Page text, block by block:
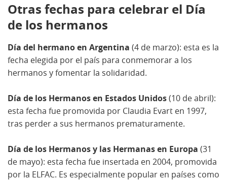
Otras fechas para celebrar el Día
de los hermanos
Día del hermano en Argentina (4 de marzo): esta es la
fecha elegida por el país para conmemorar a los
hermanos y fomentar la solidaridad.
Día de los Hermanos en Estados Unidos(10 de abril):
esta fecha fue promovida por Claudia Evart en 1997,
tras perder a sus hermanos prematuramente.
Día de los Hermanos y las Hermanas en Europa (31
de mayo): esta fecha fue insertada en 2004, promovida
por la ELFAC. Es especialmente popular en países como